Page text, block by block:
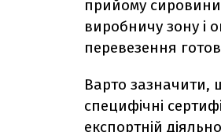
прийому сировини,
виробничу зону і
перевезення
Варто зазначити,
специфічні
експортній